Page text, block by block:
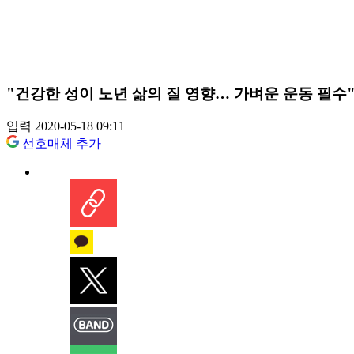
"건강한 성이 노년 삶의 질 영향… 가벼운 운동 필수
입력 2020-05-18 09:11
선호매체 추가